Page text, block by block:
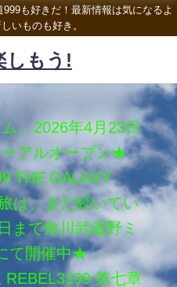
も好きだ！最新情報は気になるよ
いものも好き。
しもう!
」2026年4月23日
ーアルオープン★
THE GALAXY
は、まだ続いてい
まで角川武蔵野ミ
て開催中★
第七章